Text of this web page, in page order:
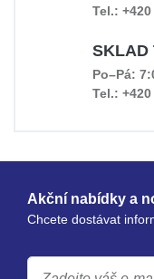
Tel.:
SKLAD
Po–Pá:
Tel.:
Akční nabídky a
Chcete dostávat